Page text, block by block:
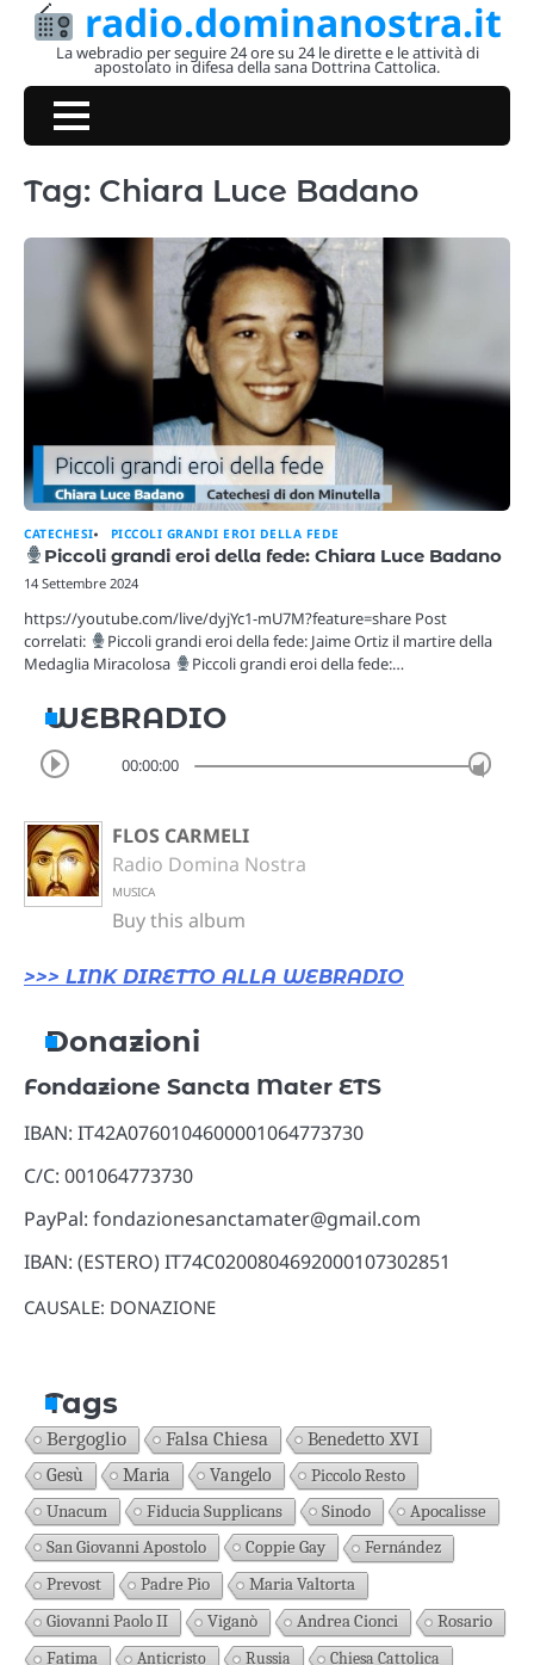
Skip
radio.dominanostra.it
La webradio per seguire 24 ore su 24 le dirette e le attività di
apostolato in difesa della sana Dottrina Cattolica.
Tag: Chiara Luce Badano
CATECHESI PICCOLI GRANDI EROI DELLA FEDE
Piccoli grandi eroi della fede: Chiara Luce Badano
14 Settembre 2024
https://youtube.com/live/dyjYc1-mU7M?feature=share Post
correlati:
Piccoli grandi eroi della fede: Jaime Ortiz il martire della
Medaglia Miracolosa
Piccoli grandi eroi della fede:…
WEBRADIO
00:00:00
FLOS CARMELI
Radio Domina Nostra
MUSICA
Buy this album
>>> LINK DIRETTO ALLA WEBRADIO
Donazioni
Fondazione Sancta Mater ETS
IBAN: IT42A0760104600001064773730
C/C: 001064773730
PayPal: fondazionesanctamater@gmail.com
IBAN: (ESTERO) IT74C0200804692000107302851
CAUSALE: DONAZIONE
Tags
Bergoglio Falsa Chiesa Benedetto XVI
Gesù Maria Vangelo
Piccolo Resto
Unacum
Fiducia Supplicans Sinodo
Apocalisse
San Giovanni Apostolo
Coppie Gay
Fernández
Prevost
Padre Pio
Maria Valtorta
Giovanni Paolo II
Viganò Andrea Cionci
Rosario
Fatima
Anticristo Russia
Chiesa Cattolica